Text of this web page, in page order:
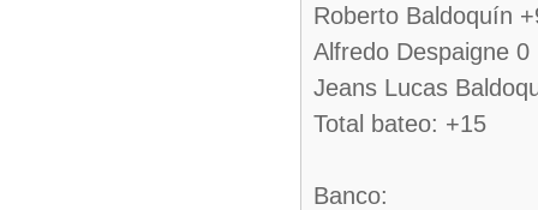
Roberto Baldoquín
Alfredo Despaigne 0
Jeans Lucas
Total bateo: +15
Banco: